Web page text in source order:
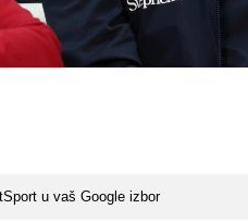
u vaš Google izbor